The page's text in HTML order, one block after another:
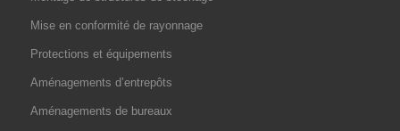
Mise en conformité de rayonnage
Protections et équipements
Aménagements d’entrepôts
Aménagements de bureaux